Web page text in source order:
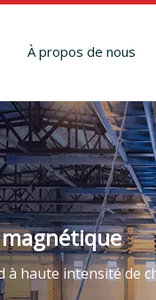
À propos de nous
haute intensité de